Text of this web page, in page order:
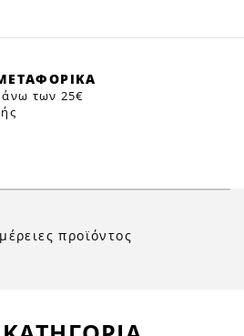
άνω των 25€
προϊόντος